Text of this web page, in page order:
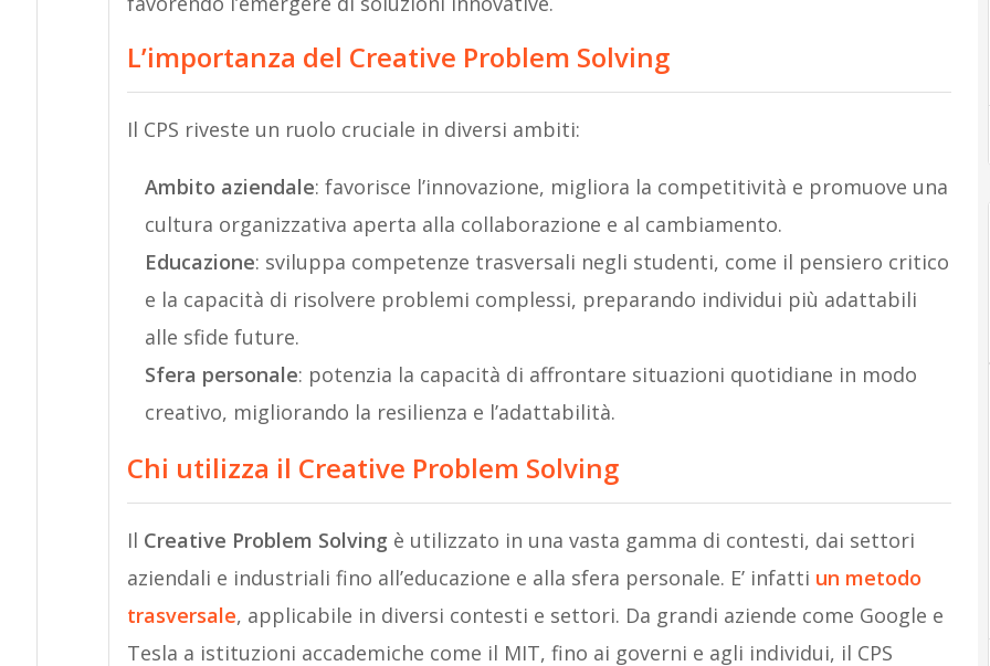
L’importanza del Creative Problem Solving
Il CPS riveste un ruolo cruciale in diversi ambiti:
Ambito aziendale: favorisce l’innovazione, migliora la competitività e promuove una
cultura organizzativa aperta alla collaborazione e al cambiamento.
Educazione: sviluppa competenze trasversali negli studenti, come il pensiero critico
e la capacità di risolvere problemi complessi, preparando individui più adattabili
alle sfide future.
Sfera personale: potenzia la capacità di affrontare situazioni quotidiane in modo
creativo, migliorando la resilienza e l’adattabilità.
Chi utilizza il Creative Problem Solving
Il Creative Problem Solving è utilizzato in una vasta gamma di contesti, dai settori
aziendali e industriali fino all’educazione e alla sfera personale. E’ infatti un metodo
trasversale, applicabile in diversi contesti e settori. Da grandi aziende come Google e
Tesla a istituzioni accademiche come il MIT, fino ai governi e agli individui, il CPS